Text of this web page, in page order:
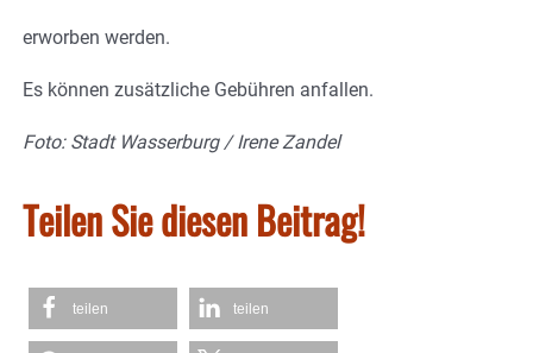
erworben werden.
Es können zusätzliche Gebühren anfallen.
Foto: Stadt Wasserburg / Irene Zandel
Teilen Sie diesen Beitrag!
teilen teilen